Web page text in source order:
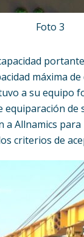
Foto 3
máxima
a su
Allnamics
criterios de